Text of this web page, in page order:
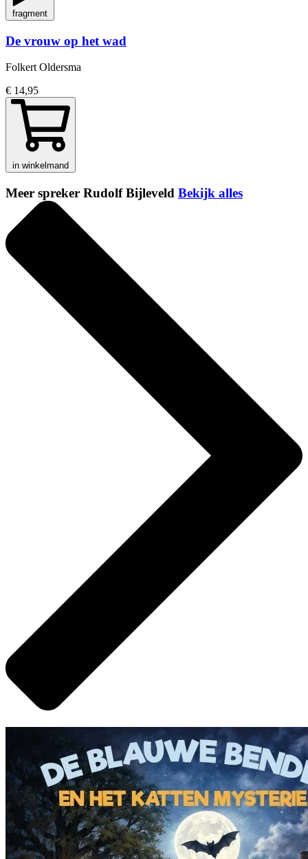
fragment
De vrouw op het wad
Folkert Oldersma
€ 14,95
in winkelmand
Meer spreker Rudolf Bijleveld Bekijk alles